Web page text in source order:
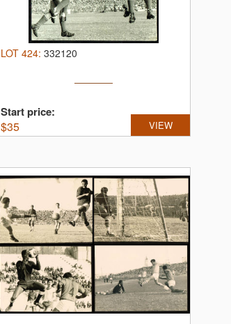
LOT 424: 332120
Start price:
$35 VIEW